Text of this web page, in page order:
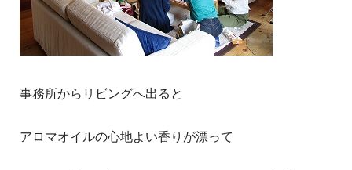
事務所からリビングへ出ると
アロマオイルの心地よい香りが漂って